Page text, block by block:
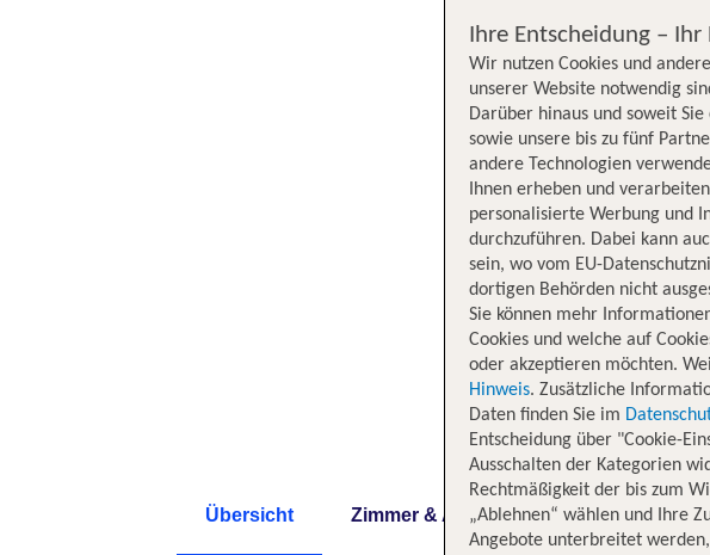
Übersicht Zimmer & Angebote
Ihre Entscheidung –
Wir nutzen Cookies und
unserer Website notwendig
Darüber hinaus und soweit
sowie unsere bis zu fünf
andere Technologien
Ihnen erheben und
personalisierte Werbung und
durchzuführen. Dabei kann
sein, wo vom EU-
dortigen Behörden nicht
Sie können mehr
Cookies und welche auf
oder akzeptieren möchten.
Hinweis. Zusätzliche
Daten finden Sie im
Entscheidung über "Cookie-
Ausschalten der Kategorien
Rechtmäßigkeit der bis zum
„Ablehnen“ wählen und Ihre
Angebote unterbreitet